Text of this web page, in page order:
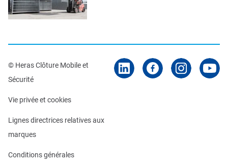
© Heras Clôture Mobile et
Sécurité
Vie privée et cookies
Lignes directrices relatives aux
marques
Conditions générales